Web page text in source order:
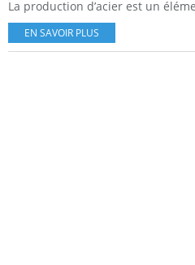
La production d’acier est un
EN SAVOIR PLUS